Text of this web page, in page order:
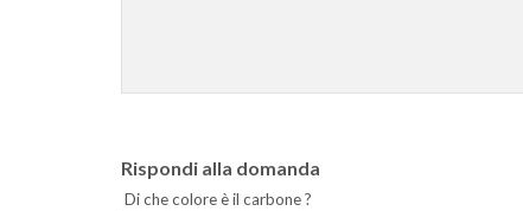
Rispondi alla domanda
Di che colore è il carbone ?